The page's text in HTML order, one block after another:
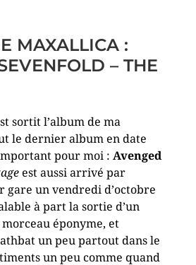
MAXALLICA :
– THE
sortit l’album de ma
le dernier album en date
pour moi : Avenged
est aussi arrivé par
gare un vendredi d’octobre
à part la sortie d’un
éponyme, et
un peu partout dans le
un peu comme quand